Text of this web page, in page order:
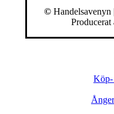
© Handelsavenyn
Producerat
Köp-